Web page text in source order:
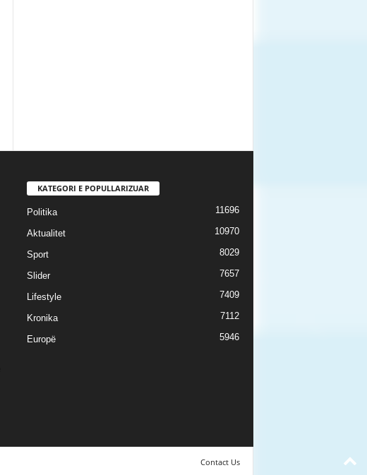
KATEGORI E POPULLARIZUAR
Politika 11696
Aktualitet 10970
Sport 8029
Slider 7657
Lifestyle 7409
Kronika 7112
Europë 5946
Contact Us